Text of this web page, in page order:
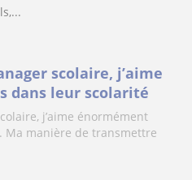
scolaire, j’aime
dans leur scolarité
j’aime énormément
Ma manière de transmettre